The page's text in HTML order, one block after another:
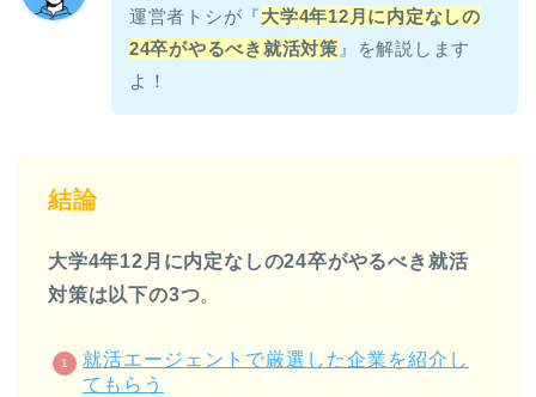
運営者トシが『大学4年12月に内定なしの
24卒がやるべき就活対策 』を解説します
よ！
結論
大学4年12月に内定なしの24卒がやるべき就活
対策は以下の3つ。
就活エージェントで厳選した企業を紹介し
てもらう